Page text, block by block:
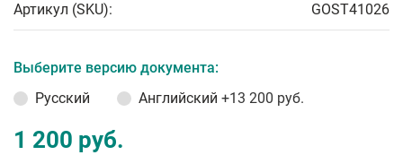
Артикул (SKU): GOST41026
Выберите версию документа:
Русский
Английский +13 200 руб.
1 200 руб.